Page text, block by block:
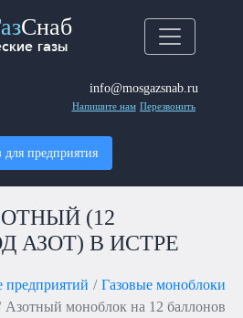
Снаб
газы
info@mosgazsnab.ru
Напишите нам Перезвонить
для предприятия
(12
АЗОТ) В ИСТРЕ
предприятий
Газовые моноблоки
Азотный моноблок на 12 баллонов